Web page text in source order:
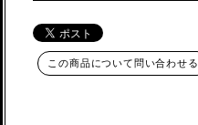
この商品について問い合わせる